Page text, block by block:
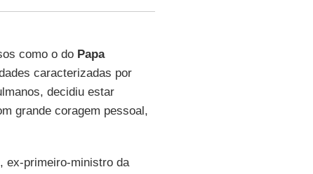
como o do Papa
caracterizadas por
decidiu estar
grande coragem pessoal,
ex-primeiro-ministro da